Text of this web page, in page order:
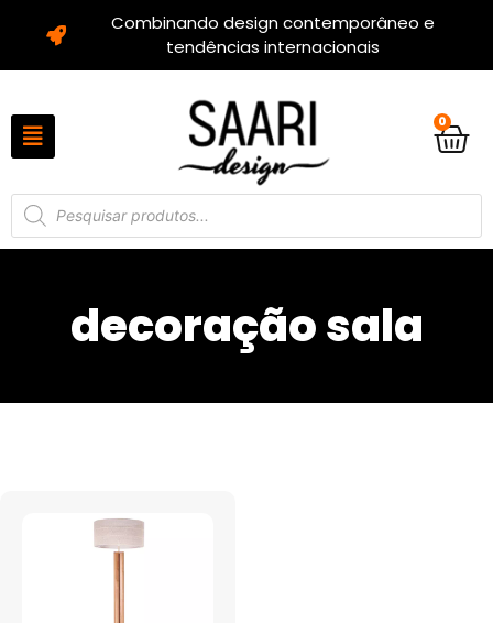
Combinando design contemporâneo e
tendências internacionais
0
decoração sala